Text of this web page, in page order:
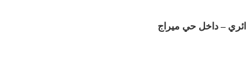
– داخل حي ميراج